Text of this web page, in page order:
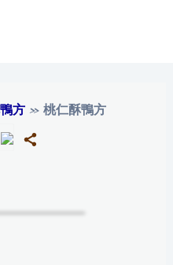
方 »桃仁酥鴨方